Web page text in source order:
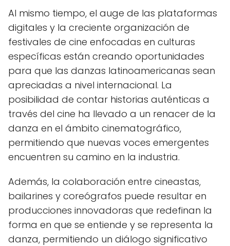
Al mismo tiempo, el auge de las plataformas
digitales y la creciente organización de
festivales de cine enfocadas en culturas
específicas están creando oportunidades
para que las danzas latinoamericanas sean
apreciadas a nivel internacional. La
posibilidad de contar historias auténticas a
través del cine ha llevado a un renacer de la
danza en el ámbito cinematográfico,
permitiendo que nuevas voces emergentes
encuentren su camino en la industria.
Además, la colaboración entre cineastas,
bailarines y coreógrafos puede resultar en
producciones innovadoras que redefinan la
forma en que se entiende y se representa la
danza, permitiendo un diálogo significativo